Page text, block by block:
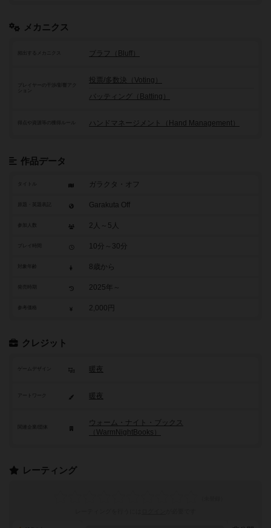
メカニクス
頻出するメカニクス ブラフ（Bluff）
プレイヤーの干渉/影響アク
投票/多数決（Voting）
バッティング（Batting）
ハンドマネージメント（Hand Management）
作品データ
タイトル ガラクタ・オフ
Garakuta Off
参加人数 2人～5人
10分～30分
8歳から
2025年～
参考価格 2,000円
クレジット
ゲームデザイン 暖夜
アートワーク 暖夜
ウォーム・ナイト・ブックス
（WarmNightBooks）
レーティング